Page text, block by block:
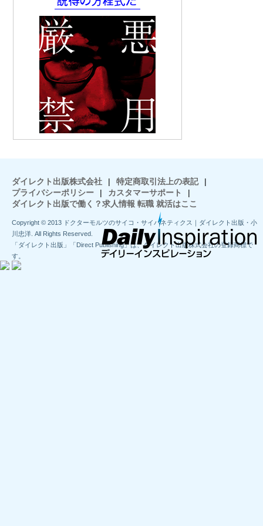
ダイレクト出版株式会社 | 特定商取引法上の表記
|
プライバシーポリシー
| カスタマーサポート
|
ダイレクト出版で働く？求人情報 転職 就活はここ
Copyright © 2013 ドクターモルツのサイコ・サイバネティクス｜ダイレクト出版・小
川忠洋. All Rights Reserved.
「ダイレクト出版」「Direct Publishing」は、ダイレクト出版株式会社の登録商標で
す。